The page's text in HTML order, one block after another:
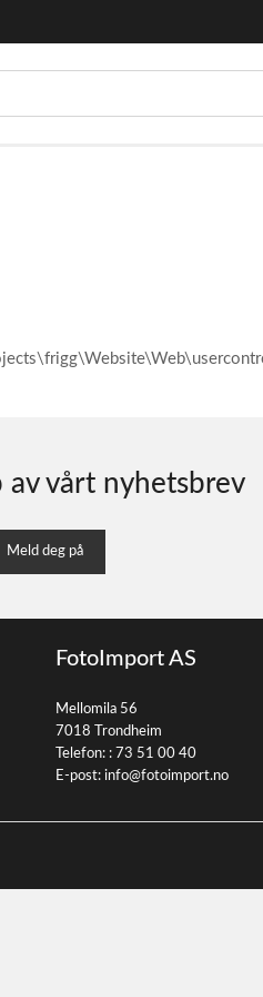
av vårt nyhetsbrev
Meld deg på
FotoImport AS
Mellomila 56
7018 Trondheim
Telefon: : 73 51 00 40
E-post: info@fotoimport.no